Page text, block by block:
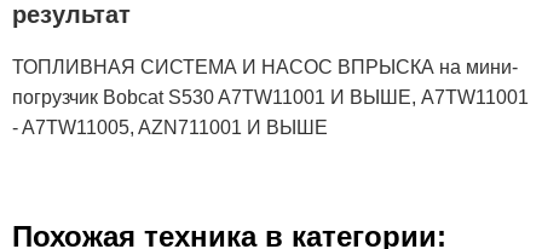
результат
ТОПЛИВНАЯ СИСТЕМА И НАСОС ВПРЫСКА на мини-
погрузчик Bobcat S530 A7TW11001 И ВЫШЕ, A7TW11001
- A7TW11005, AZN711001 И ВЫШЕ
Похожая техника в категории: